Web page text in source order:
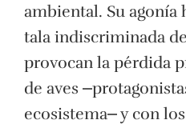
ambiental. Su agonía
tala indiscriminada
provocan la pérdida
de aves
ecosistema⎼ y con